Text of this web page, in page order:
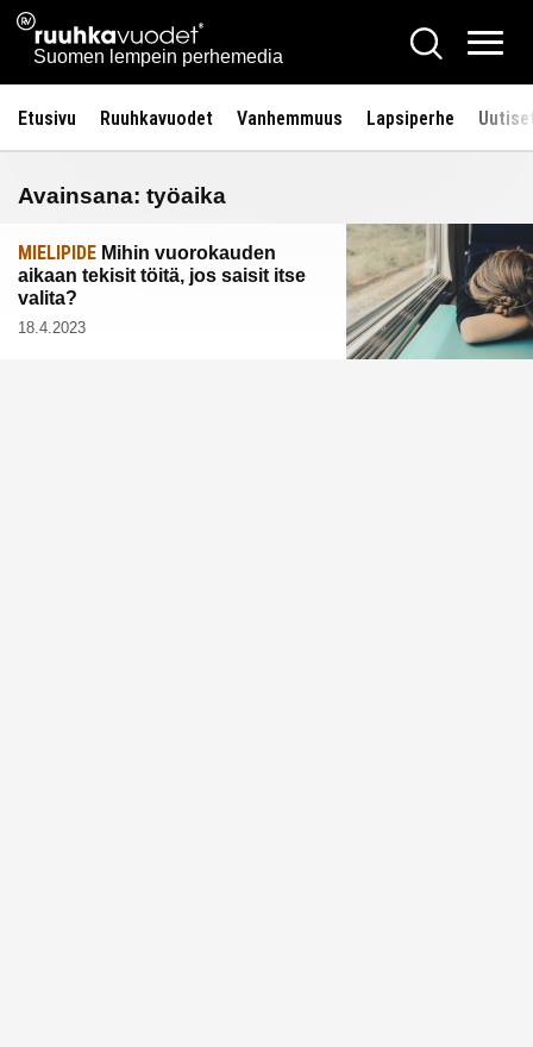
Siirry
sisältöön
Ruuhkavuodet.fi
Suomen lempein perhemedia
Hae
Etusivu Ruuhkavuodet Vanhemmuus Lapsiperhe
Avainsana: työaika
MIELIPIDE Mihin vuorokauden
aikaan tekisit töitä, jos saisit itse
valita?
18.4.2023